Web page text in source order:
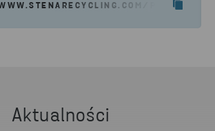
PL/
Aktualności